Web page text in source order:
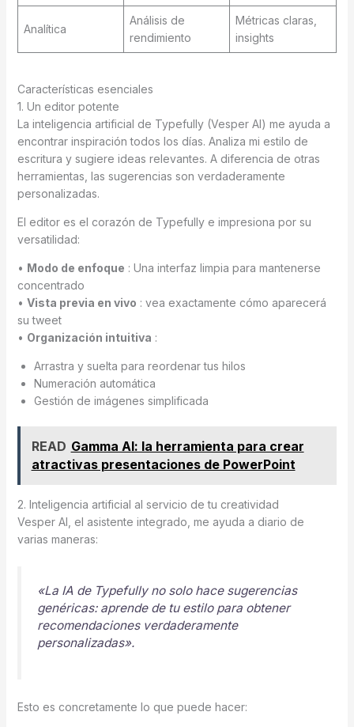
Analítica
Análisis de
rendimiento
Métricas claras,
insights
Características esenciales
1. Un editor potente
La inteligencia artificial de Typefully (Vesper AI) me ayuda a
encontrar inspiración todos los días. Analiza mi estilo de
escritura y sugiere ideas relevantes. A diferencia de otras
herramientas, las sugerencias son verdaderamente
personalizadas.
El editor es el corazón de Typefully e impresiona por su
versatilidad:
• Modo de enfoque : Una interfaz limpia para mantenerse
concentrado
• Vista previa en vivo : vea exactamente cómo aparecerá
su tweet
• Organización intuitiva :
Arrastra y suelta para reordenar tus hilos
Numeración automática
Gestión de imágenes simplificada
READ Gamma AI: la herramienta para crear
atractivas presentaciones de PowerPoint
2. Inteligencia artificial al servicio de tu creatividad
Vesper AI, el asistente integrado, me ayuda a diario de
varias maneras:
«La IA de Typefully no solo hace sugerencias
genéricas: aprende de tu estilo para obtener
recomendaciones verdaderamente
personalizadas».
Esto es concretamente lo que puede hacer: